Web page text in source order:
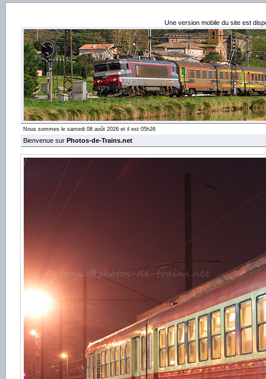
Une version mobile du site est
Nous sommes le samedi 08 août 2026 et il est 05h26
Bienvenue sur Photos-de-Trains.net